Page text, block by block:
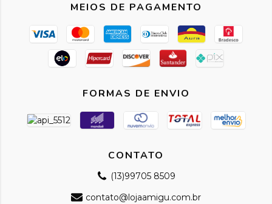
MEIOS DE PAGAMENTO
FORMAS DE ENVIO
CONTATO
(13)99705 8509
contato@lojaamigu.com.br